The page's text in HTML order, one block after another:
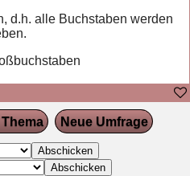
d.h. alle Buchstaben werden
Neue Umfrage